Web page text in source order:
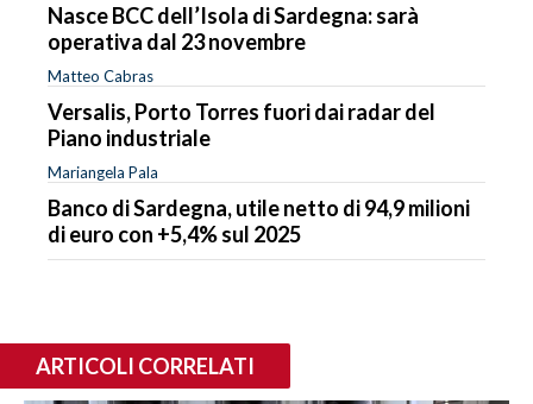
Nasce BCC dell’Isola di Sardegna: sarà
operativa dal 23 novembre
Matteo Cabras
Versalis, Porto Torres fuori dai radar del
Piano industriale
Mariangela Pala
Banco di Sardegna, utile netto di 94,9 milioni
di euro con +5,4% sul 2025
ARTICOLI CORRELATI